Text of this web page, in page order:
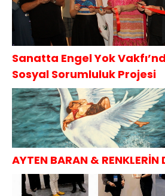
Sanatta Engel Yok
Sosyal Sorumluluk Projesi
AYTEN BARAN & RENKLERİN